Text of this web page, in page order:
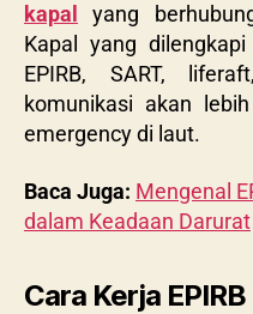
kapal
yang
Kapal yang
EPIRB, SART,
komunikasi akan
emergency di laut.
Baca Juga: Mengenal
dalam Keadaan Darurat
Cara Kerja